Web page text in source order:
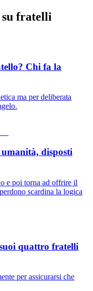
su fratelli
Chi fa la
ma per deliberata
disposti
e poi torna ad offrire il
scardina la logica
quattro fratelli
per assicurarsi che